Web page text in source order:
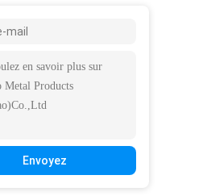
Envoyez